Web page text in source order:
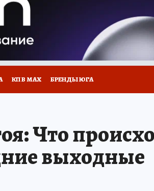
КП В МАХ БРЕНДЫ ЮГА
Что
выходные